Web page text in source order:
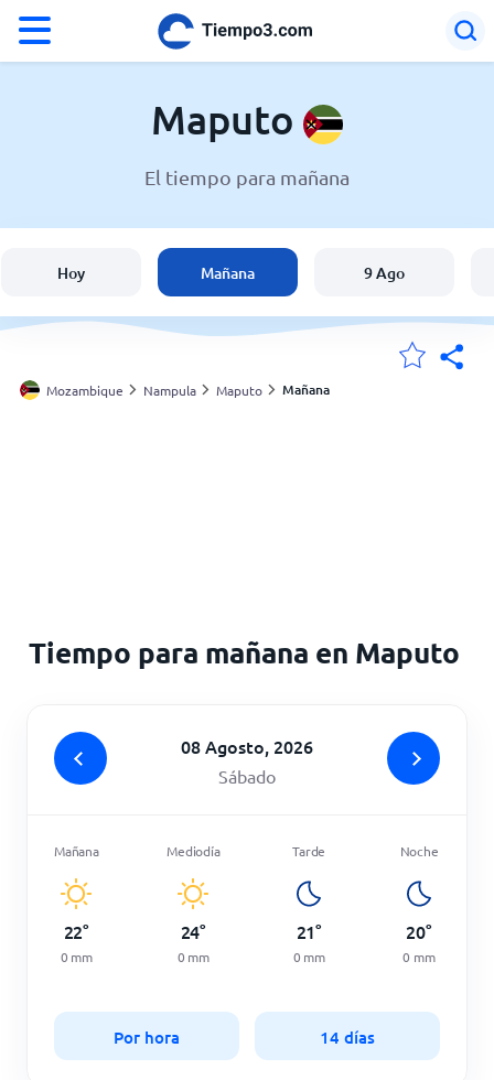
El clima en Maputo
España
Argentina
Maputo
El tiempo para mañana
Hoy Mañana 9 Ago
Mozambique Nampula Maputo Mañana
Tiempo para mañana en Maputo
08 Agosto, 2026
Sábado
Mañana
22°
0 mm
Mediodía
24°
0 mm
Tarde
21°
0 mm
Noche
20°
0 mm
Por hora 14 días